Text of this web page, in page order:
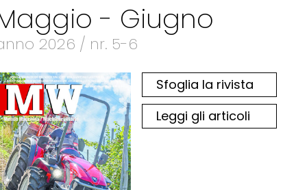
- Giugno
2026 / nr. 5-6
Sfoglia la rivista
Leggi gli articoli